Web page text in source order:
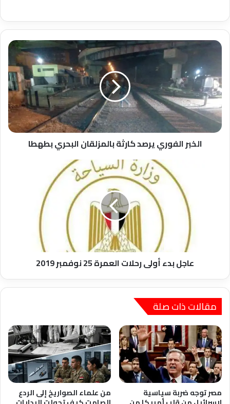
الخبر
كارثة
بالمزلقان
البحري
بطهطا
الخبر الفوري يرصد كارثة بالمزلقان البحري بطهطا
عاجل بدء أولى رحلات العمرة 25 نوفمبر 2019
مقالات ذات صلة
مصر توجه ضربة سياسية من علماء الصواريخ إلى الردع